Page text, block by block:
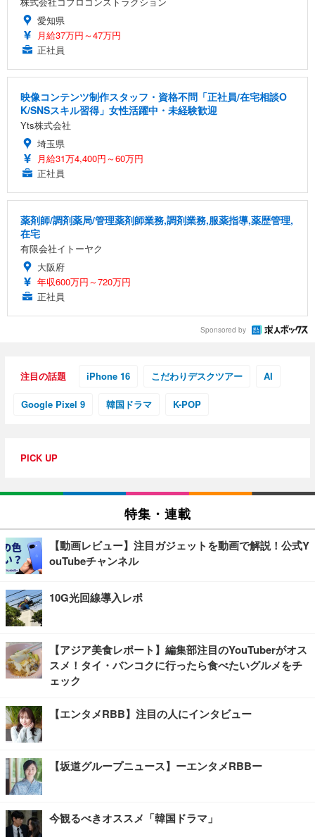
愛知県
月給37万円～47万円
正社員
映像コンテンツ制作スタッフ・資格不問「正社員/在宅相談O
K/SNSスキル習得」女性活躍中・未経験歓迎
Yts株式会社
埼玉県
月給31万4,400円～60万円
正社員
薬剤師/調剤薬局/管理薬剤師業務,調剤業務,服薬指導,薬歴管理,
在宅
有限会社イトーヤク
大阪府
年収600万円～720万円
正社員
Sponsored by
注目の話題 iPhone 16 こだわりデスクツアー AI
Google Pixel 9 韓国ドラマ K-POP
PICK UP
特集・連載
【動画レビュー】注目ガジェットを動画で解説！公式Y
ouTubeチャンネル
10G光回線導入レポ
【アジア美食レポート】編集部注目のYouTuberがオス
スメ！タイ・バンコクに行ったら食べたいグルメをチ
ェック
【エンタメRBB】注目の人にインタビュー
【坂道グループニュース】ーエンタメRBBー
今観るべきオススメ「韓国ドラマ」